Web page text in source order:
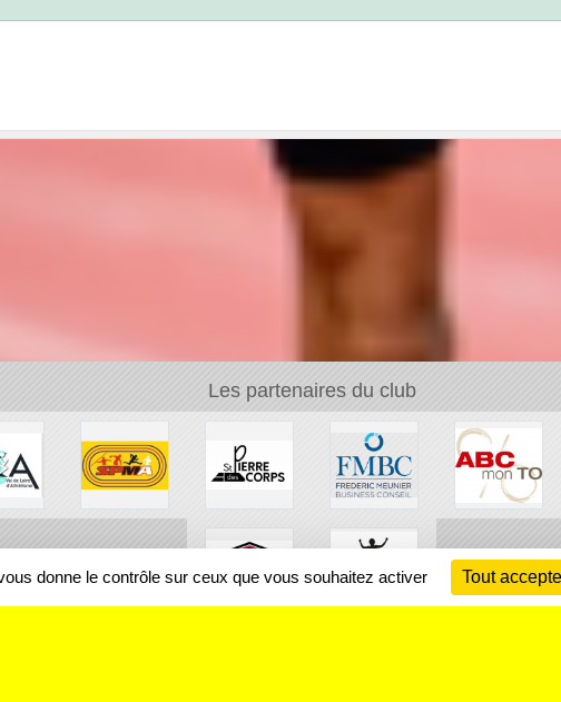
Les partenaires du club
donne le contrôle sur ceux que vous souhaitez activer Tout